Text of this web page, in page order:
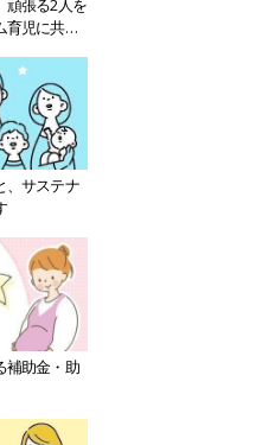
頑張る2人を
育児に共感
、サステナ
補助金・助